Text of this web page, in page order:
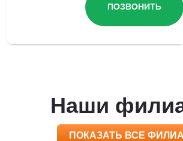
ПОЗВОНИТЬ
Наши
ПОКАЗАТЬ ВСЕ